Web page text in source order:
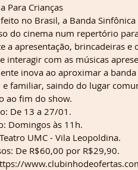
Para Crianças
no Brasil, a Banda
do cinema num repertório
a apresentação, brincadeiras
interagir com as músicas
inova ao aproximar a
familiar, saindo do lugar
ao fim do show.
De 13 a 27/01.
Domingos às 11h.
UMC - Vila Leopoldina.
De R$60,00 por R$29,90.